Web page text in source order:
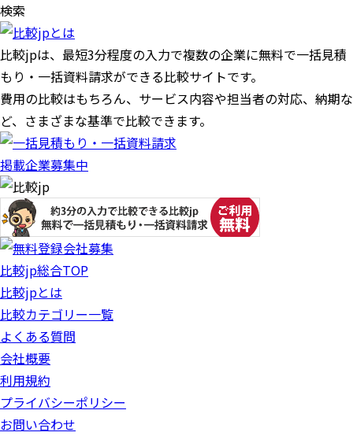
検索
比較jpは、 最短3分程度の入力で複数の企業に無料で一括見積
もり・一括資料請求ができる比較サイトです。
費用の比較はもちろん、サービス内容や担当者の対応、納期な
ど、さまざまな基準で比較できます。
掲載企業募集中
比較jp総合TOP
比較jpとは
比較カテゴリー一覧
よくある質問
会社概要
利用規約
プライバシーポリシー
お問い合わせ